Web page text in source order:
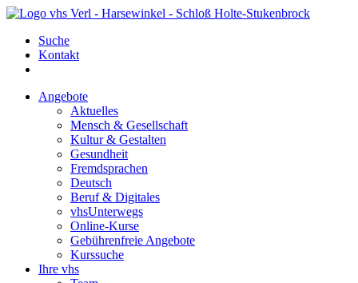
Suche
Kontakt
Angebote
Aktuelles
Mensch & Gesellschaft
Kultur & Gestalten
Gesundheit
Fremdsprachen
Deutsch
Beruf & Digitales
vhsUnterwegs
Online-Kurse
Gebührenfreie Angebote
Kurssuche
Ihre vhs